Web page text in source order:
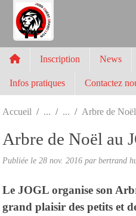
Inscription News
Infos pratiques Contactez
Accueil Arbre de
Arbre de Noël au
Publiée le 28 nov. 2016 parbertrand
Le JOGL organise son
grand plaisir des petits et
Panneau de gestion des cookies